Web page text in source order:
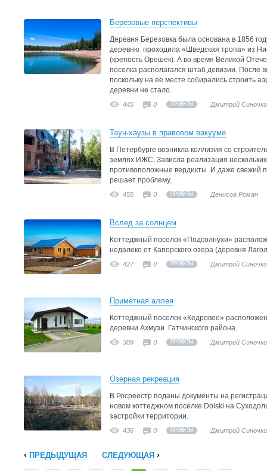
Березовые перспективы
Деревня Березовка была основана в 1856
деревню проходила «Шведская тропа» из
(крепость Орешек). А во время Великой
поселка располагался штаб девизии. После
поскольку на ее месте собирались строить
деревни не стало.
445 0 ПРОЕКТЫ Дмитрий
Таун-хаузы в правовом вакууме
В Петербурге возникла коллизия со
землях ИЖС. Зависла реализация
противоположные вердикты. И даже свежий
решает проблему.
455 0 ПРОЕКТЫ Денисов Роман
Вслед за солнцем
Коттеджный поселок «Подсолнухи»
недалеко от Капорского озера (деревня
427 0 ПРОЕКТЫ Дмитрий
Приметная аллея
Коттеджный поселок «Кедровое»
деревни Ахмузи Гатчинского района.
389 0 ПРОЕКТЫ Дмитрий
Озерная рекреация
В Росреестр поданы документы на
новом коттеджном поселке Dolski на
застройки территории.
436 0 ПРОЕКТЫ Дмитрий
ПРЕДЫДУЩАЯ СЛЕДУЮЩАЯ